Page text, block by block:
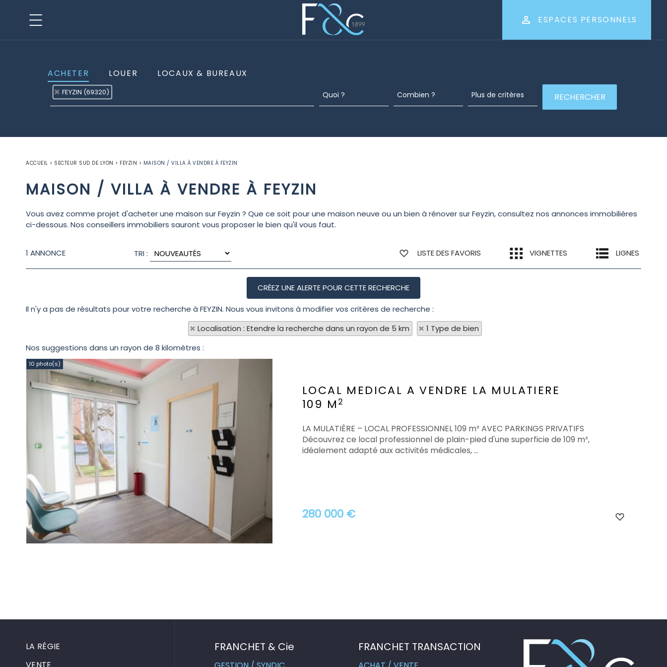
ESPACES PERSONNELS
ACHETER LOUER LOCAUX & BUREAUX
FEYZIN (69320)
ACCUEIL > SECTEUR SUD DE LYON > FEYZIN > MAISON / VILLA À VENDRE À FEYZIN
MAISON / VILLA À VENDRE À FEYZIN
Vous avez comme projet d'acheter une maison sur Feyzin ? Que ce soit pour une maison neuve ou un bien à rénover sur Feyzin, consultez nos annonces immobilières
ci-dessous. Nos conseillers immobiliers sauront vous proposer le bien qu'il vous faut.
1 ANNONCE TRI : LISTE DES FAVORIS VIGNETTES LIGNES
Il n'y a pas de résultats pour votre recherche à FEYZIN. Nous vous invitons à modifier vos critères de recherche :
Localisation : Etendre la recherche dans un rayon de 5 km
1 Type de bien
Nos suggestions dans un rayon de 8 kilomètres :
10 photo(s)
LOCAL MEDICAL A VENDRE LA MULATIERE
109 M 2
280 000 €
LA MULATIÈRE – LOCAL PROFESSIONNEL 109 m² AVEC PARKINGS PRIVATIFS
Découvrez ce local professionnel de plain-pied d'une superficie de 109 m²,
idéalement adapté aux activités médicales, ...
LA RÉGIE
FRANCHET & Cie FRANCHET TRANSACTION